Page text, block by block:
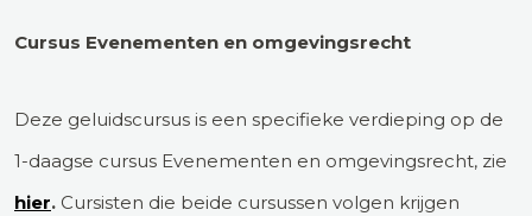
Cursus Evenementen en omgevingsrecht
Deze geluidscursus is een specifieke verdieping op de
1-daagse cursus Evenementen en omgevingsrecht, zie
hier. Cursisten die beide cursussen volgen krijgen